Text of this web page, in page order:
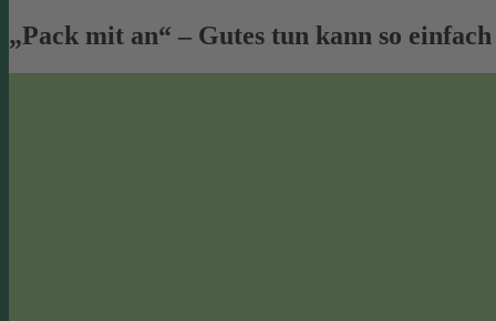
„Pack mit an“ – Gutes tun kann so einfach